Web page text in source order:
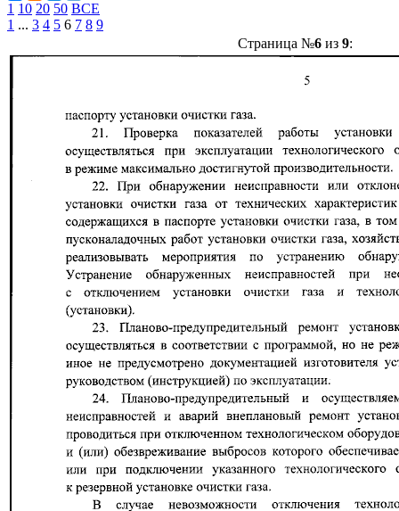
1 10 20 50 ВСЕ
1 ... 3 4 5 6 7 8 9
Страница №6из 9: